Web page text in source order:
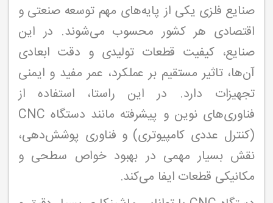
صنایع فلزی یکی از پایه‌های مهم توسعه صنعتی و
اقتصادی هر کشور محسوب می‌شوند. در این
صنایع، کیفیت قطعات تولیدی و دقت ابعادی
آن‌ها، تاثیر مستقیم بر عملکرد، عمر مفید و ایمنی
تجهیزات دارد. در این راستا، استفاده از
فناوری‌های نوین و پیشرفته مانند دستگاه CNC
(کنترل عددی کامپیوتری) و فناوری پوشش‌دهی،
نقش بسیار مهمی در بهبود خواص سطحی و
مکانیکی قطعات ایفا می‌کند.